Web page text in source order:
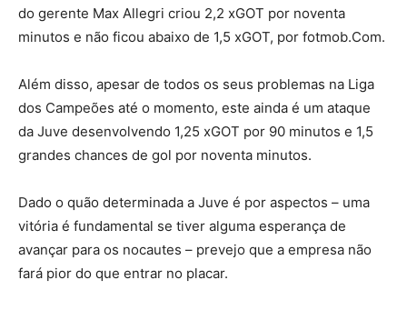
do gerente Max Allegri criou 2,2 xGOT por noventa
minutos e não ficou abaixo de 1,5 xGOT, por fotmob.Com.
Além disso, apesar de todos os seus problemas na Liga
dos Campeões até o momento, este ainda é um ataque
da Juve desenvolvendo 1,25 xGOT por 90 minutos e 1,5
grandes chances de gol por noventa minutos.
Dado o quão determinada a Juve é por aspectos – uma
vitória é fundamental se tiver alguma esperança de
avançar para os nocautes – prevejo que a empresa não
fará pior do que entrar no placar.